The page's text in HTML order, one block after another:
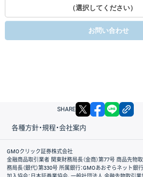
（選択してください）
お問い合わせ
SHARE X facebook
各種方針・規程・会社案内
取引規程・約款
サイトマップ
その他のご案内
個人情報保護方針
最良執行方針
サイトのご利用について
ディスクレイマー
信託保全
リスク説明
会社案内
GMOクリック証券株式会社
金融商品取引業者 関東財務局長（金商）第77号 商品先物
務局長（銀代）第330号 所属銀行：GMOあおぞらネット銀